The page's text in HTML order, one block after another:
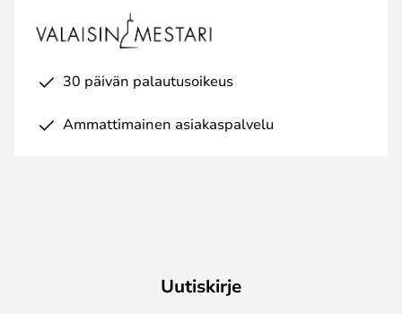
30 päivän palautusoikeus
Ammattimainen asiakaspalvelu
Uutiskirje